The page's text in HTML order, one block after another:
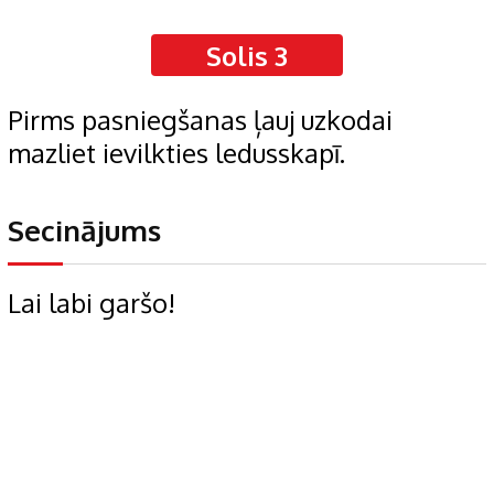
Solis 3
Pirms pasniegšanas ļauj uzkodai
mazliet ievilkties ledusskapī.
Secinājums
Lai labi garšo!